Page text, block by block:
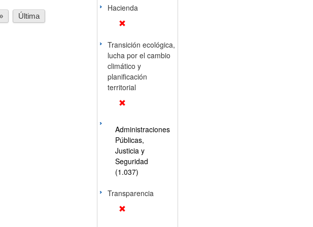
Última
Hacienda
Transición ecológica,
lucha por el cambio
climático y
planificación
territorial
Administraciones
Públicas,
Justicia y
Seguridad
(1.037)
Transparencia